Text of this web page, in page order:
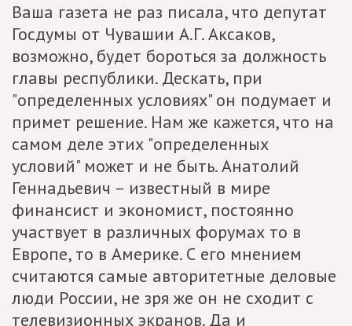
Ваша газета не раз писала, что депутат
Госдумы от Чувашии А.Г. Аксаков,
возможно, будет бороться за должность
главы республики. Дескать, при
"определенных условиях" он подумает и
примет решение. Нам же кажется, что на
самом деле этих "определенных
условий" может и не быть. Анатолий
Геннадьевич – известный в мире
финансист и экономист, постоянно
участвует в различных форумах то в
Европе, то в Америке. С его мнением
считаются самые авторитетные деловые
люди России, не зря же он не сходит с
телевизионных экранов. Да и